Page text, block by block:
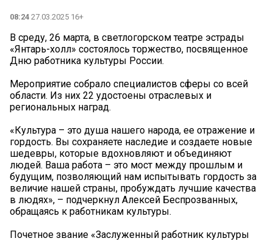
08:24 27.03.2025 16+
В среду, 26 марта, в светлогорском театре эстрады
«Янтарь-холл» состоялось торжество, посвященное
Дню работника культуры России.
Мероприятие собрало специалистов сферы со всей
области. Из них 22 удостоены отраслевых и
региональных наград.
«Культура – это душа нашего народа, ее отражение и
гордость. Вы сохраняете наследие и создаете новые
шедевры, которые вдохновляют и объединяют
людей. Ваша работа – это мост между прошлым и
будущим, позволяющий нам испытывать гордость за
величие нашей страны, пробуждать лучшие качества
в людях», – подчеркнул Алексей Беспрозванных,
обращаясь к работникам культуры.
Почетное звание «Заслуженный работник культуры